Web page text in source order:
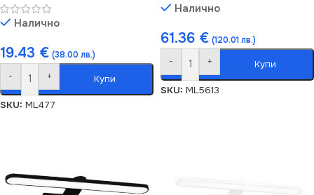
Налично
19.43 € (38.00 лв.)
- + Купи
SKU: ML477
Налично
61.36 € (120.01 лв.)
- + Купи
SKU: ML5613